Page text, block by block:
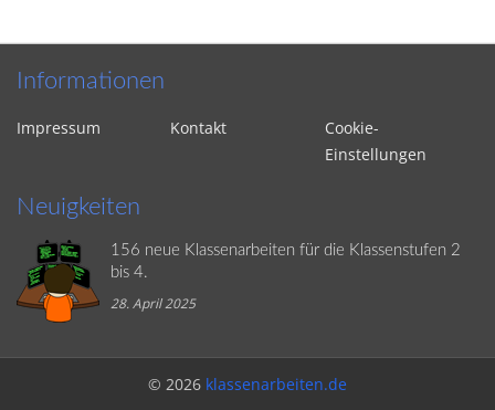
Informationen
Impressum Kontakt
Cookie-
Einstellungen
Neuigkeiten
156 neue Klassenarbeiten für die Klassenstufen 2
bis 4.
28. April 2025
© 2026 klassenarbeiten.de